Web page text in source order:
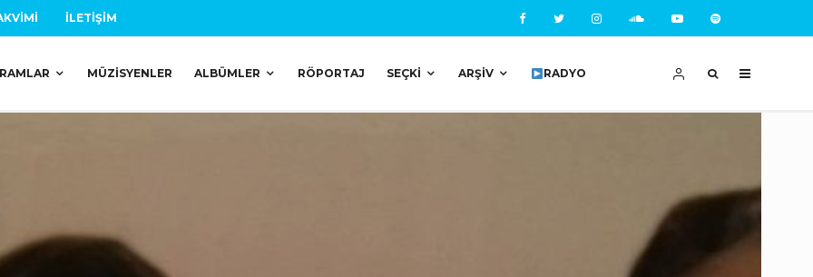
İLETIŞIM
MÜZISYENLER ALBÜMLER RÖPORTAJ SEÇKI ARŞIV RADYO